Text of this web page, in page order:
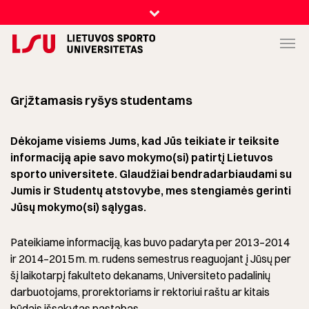
Grįžtamasis ryšys studentams
Dėkojame visiems Jums, kad Jūs teikiate ir teiksite
informaciją apie savo mokymo(si) patirtį Lietuvos
sporto universitete. Glaudžiai bendradarbiaudami su
Jumis ir Studentų atstovybe, mes stengiamės gerinti
Jūsų mokymo(si) sąlygas.
Pateikiame informaciją, kas buvo padaryta per 2013–2014
ir 2014–2015 m. m. rudens semestrus reaguojant į Jūsų per
šį laikotarpį fakulteto dekanams, Universiteto padalinių
darbuotojams, prorektoriams ir rektoriui raštu ar kitais